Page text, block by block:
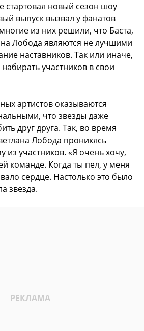
стартовал новый сезон шоу
выпуск вызвал у фанатов
из них решили, что Баста,
Лобода являются не лучшими
наставников. Так или иначе,
участников в свои
артистов оказываются
что звезды даже
друг друга. Так, во время
Лобода прониклсь
из участников. «Я очень хочу,
команде. Когда ты пел, у меня
сердце. Настолько это было
звезда.